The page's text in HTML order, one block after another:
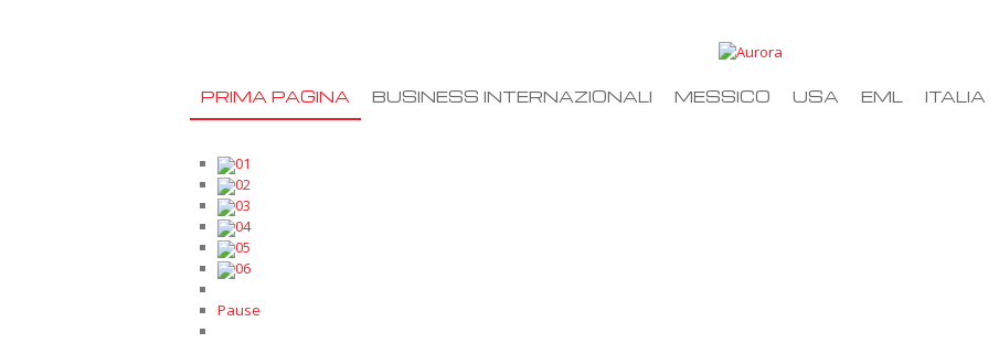
PRIMA PAGINA BUSINESS INTERNAZIONALI MESSICO USA EML ITALIA
01
02
03
04
05
06
Pause